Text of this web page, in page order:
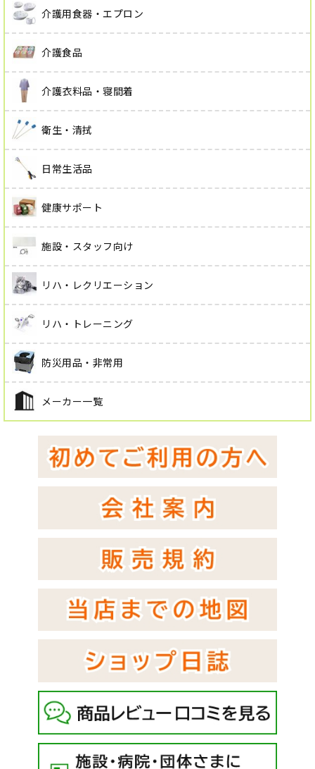
介護用食器・エプロン
介護食品
介護衣料品・寝間着
衛生・清拭
日常生活品
健康サポート
施設・スタッフ向け
リハ・レクリエーション
リハ・トレーニング
防災用品・非常用
メーカー一覧